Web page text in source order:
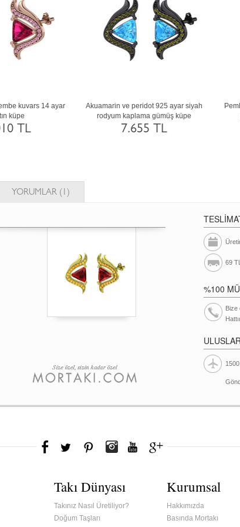
ve garnet 14 ayar rose altın
küpe
237.010 TL
Swarovski ve peridot 14 ayar rose altın
küpe
237.010 TL
YORUMLAR (1)
69
%100
Bize
Takı Dünyası
Takınız Nasıl Üretiliyor?
Doğum Taşları
Kurumsal
Hakkımızda
Basında Mortakı